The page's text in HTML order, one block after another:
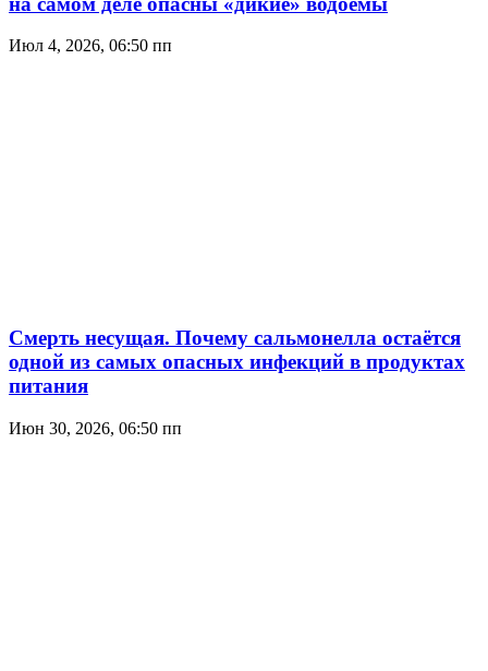
Июл 4, 2026, 06:50 пп
Смерть несущая. Почему сальмонелла остаётся
одной из самых опасных инфекций в продуктах
питания
Июн 30, 2026, 06:50 пп